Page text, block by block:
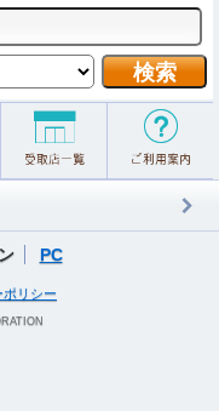
PC
ポリシー